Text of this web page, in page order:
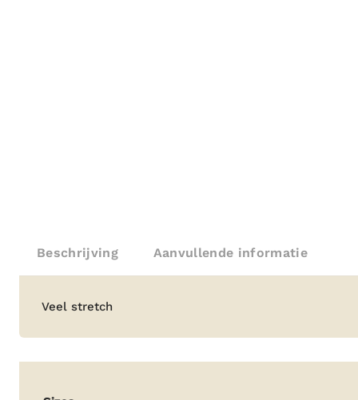
Beschrijving Aanvullende informatie
Beschrijving
Veel stretch
Aanvullende